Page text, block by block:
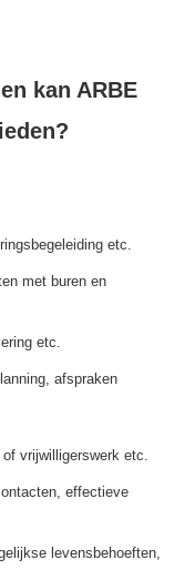
kan ARBE
etc.
met buren en
etc.
afspraken
vrijwilligerswerk etc.
effectieve
levensbehoeften,